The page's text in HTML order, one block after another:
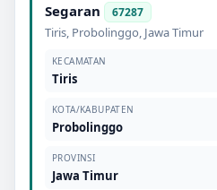
Segaran 67287
Tiris, Probolinggo, Jawa Timur
KECAMATAN
Tiris
KOTA/KABUPATEN
Probolinggo
PROVINSI
Jawa Timur